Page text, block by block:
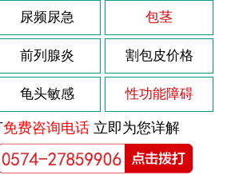
尿频尿急 包茎
前列腺炎 割包皮价格
龟头敏感 性功能障碍
免费咨询电话立即为您详解